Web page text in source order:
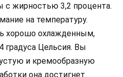
с жирностью 3,2 процента.
на температуру.
хорошо охлажденным,
градуса Цельсия. Вы
и кремообразную
она достигнет